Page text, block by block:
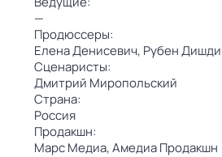
—
Продюссеры:
Елена Денисевич, Рубен
Сценаристы:
Дмитрий Миропольский
Страна:
Россия
Продакшн:
Марс Медиа,Амедиа Продакшн